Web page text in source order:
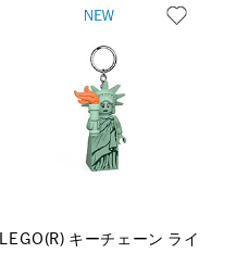
LEGO(R) キーチェーン ライ